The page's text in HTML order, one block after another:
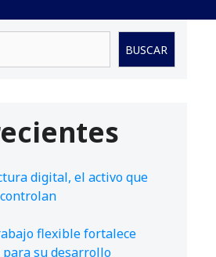
BUSCAR
digital, el activo que
flexible fortalece
para su desarrollo